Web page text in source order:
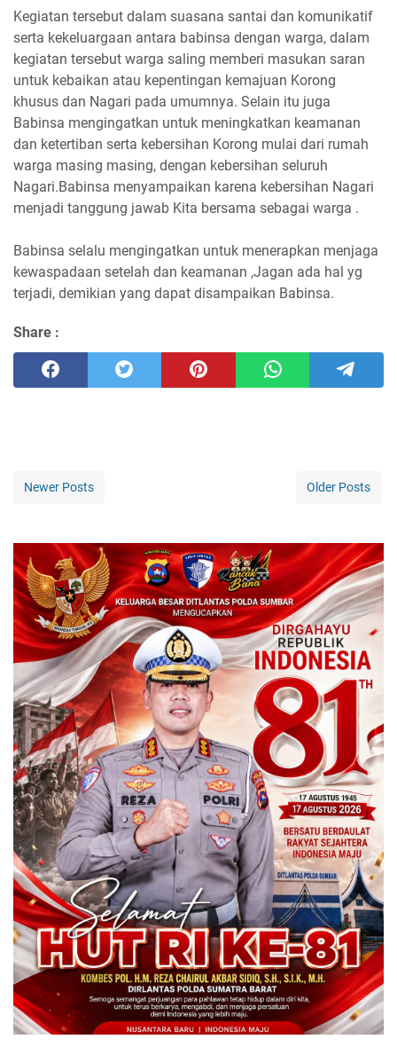
Kegiatan tersebut dalam suasana santai dan komunikatif
serta kekeluargaan antara babinsa dengan warga, dalam
kegiatan tersebut warga saling memberi masukan saran
untuk kebaikan atau kepentingan kemajuan Korong
khusus dan Nagari pada umumnya. Selain itu juga
Babinsa mengingatkan untuk meningkatkan keamanan
dan ketertiban serta kebersihan Korong mulai dari rumah
warga masing masing, dengan kebersihan seluruh
Nagari.Babinsa menyampaikan karena kebersihan Nagari
menjadi tanggung jawab Kita bersama sebagai warga .
Babinsa selalu mengingatkan untuk menerapkan menjaga
kewaspadaan setelah dan keamanan ,Jagan ada hal yg
terjadi, demikian yang dapat disampaikan Babinsa.
Share :
Newer Posts Older Posts